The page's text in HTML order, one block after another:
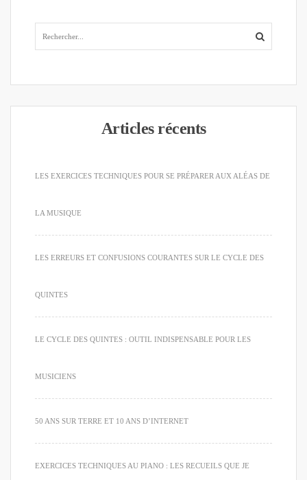
Articles récents
LES EXERCICES TECHNIQUES POUR SE PRÉPARER AUX ALÉAS DE
LA MUSIQUE
LES ERREURS ET CONFUSIONS COURANTES SUR LE CYCLE DES
QUINTES
LE CYCLE DES QUINTES : OUTIL INDISPENSABLE POUR LES
MUSICIENS
50 ANS SUR TERRE ET 10 ANS D’INTERNET
EXERCICES TECHNIQUES AU PIANO : LES RECUEILS QUE JE